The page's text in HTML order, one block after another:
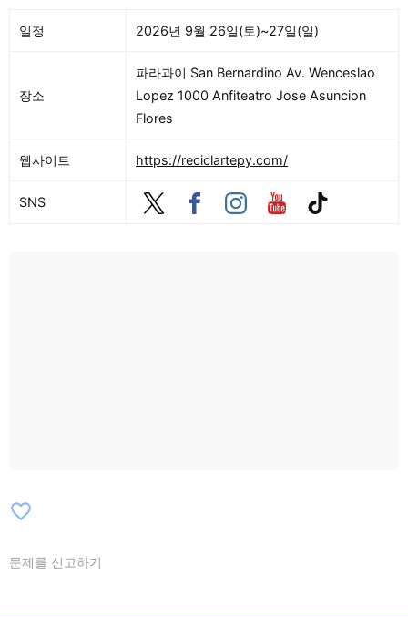
일정 2026년 9월 26일(토)~27일(일)
장소
파라과이 San Bernardino Av. Wenceslao
Lopez 1000 Anfiteatro Jose Asuncion
Flores
웹사이트 https://reciclartepy.com/
SNS
favorite_border
문제를 신고하기